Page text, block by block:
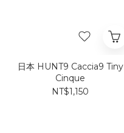
日本 HUNT9 Caccia9 Tiny
Cinque
NT$1,150